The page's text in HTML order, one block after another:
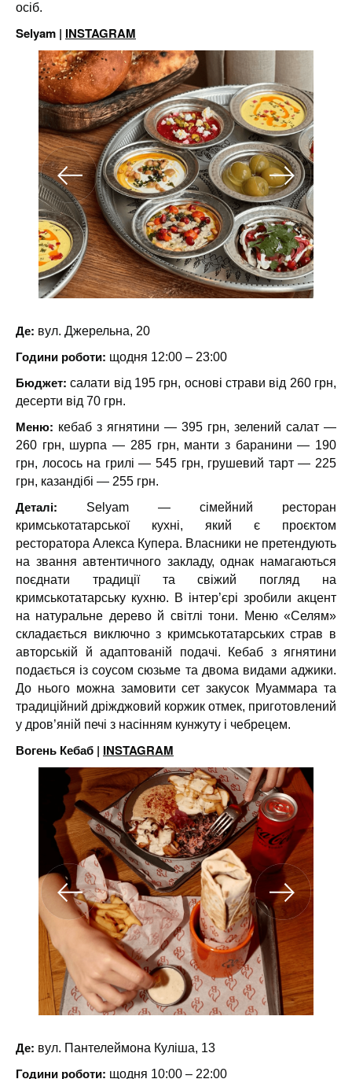
осіб.
Selyam | INSTAGRAM
Де: вул. Джерельна, 20
Години роботи: щодня 12:00 – 23:00
Бюджет:салати від 195 грн, основі страви від 260 грн,
десерти від 70 грн.
Меню: кебаб з ягнятини — 395 грн, зелений салат —
260 грн, шурпа — 285 грн, манти з баранини — 190
грн, лосось на грилі — 545 грн, грушевий тарт — 225
грн, казандібі — 255 грн.
Деталі: Selyam
— сімейний ресторан
кримськотатарської кухні, який є проєктом
ресторатора Алекса Купера. Власники не претендують
на звання автентичного закладу, однак намагаються
поєднати традиції та свіжий погляд на
кримськотатарську кухню. В інтер’єрі зробили акцент
на натуральне дерево й світлі тони. Меню «Селям»
складається виключно з кримськотатарських страв в
авторській й адаптованій подачі. Кебаб з ягнятини
подається із соусом сюзьме та двома видами аджики.
До нього можна замовити сет закусок Муаммара та
традиційний дріжджовий коржик отмек, приготовлений
у дров’яній печі з насінням кунжуту і чебрецем.
Вогень Кебаб | INSTAGRAM
Де: вул. Пантелеймона Куліша, 13
Години роботи: щодня 10:00 – 22:00